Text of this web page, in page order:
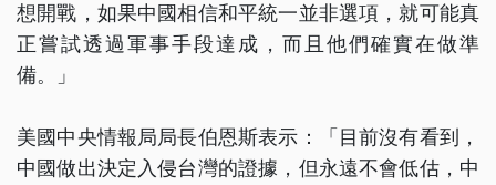
想開戰，如果中國相信和平統一並非選項，就可能真
正嘗試透過軍事手段達成，而且他們確實在做準
備。」
美國中央情報局局長伯恩斯表示：「目前沒有看到，
中國做出決定入侵台灣的證據，但永遠不會低估，中